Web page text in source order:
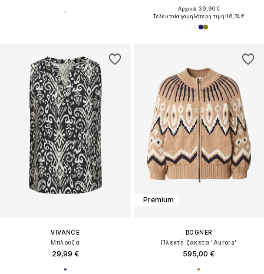
Αρχικά: 39,90 €
Τελευταία χαμηλότερη τιμή:16,74 €
VIVANCE
Μπλούζα
29,99 €
Premium
BOGNER
Πλεκτή ζακέτα 'Aurora'
595,00 €